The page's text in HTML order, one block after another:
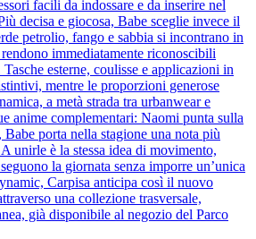
facili da indossare e da inserire nel
decisa e giocosa, Babe sceglie invece il
petrolio, fango e sabbia si incontrano in
immediatamente riconoscibili
esterne, coulisse e applicazioni in
mentre le proporzioni generose
a metà strada tra urbanwear e
anime complementari: Naomi punta sulla
porta nella stagione una nota più
unirle è la stessa idea di movimento,
la giornata senza imporre un’unica
Carpisa anticipa così il nuovo
una collezione trasversale,
già disponibile al negozio del Parco